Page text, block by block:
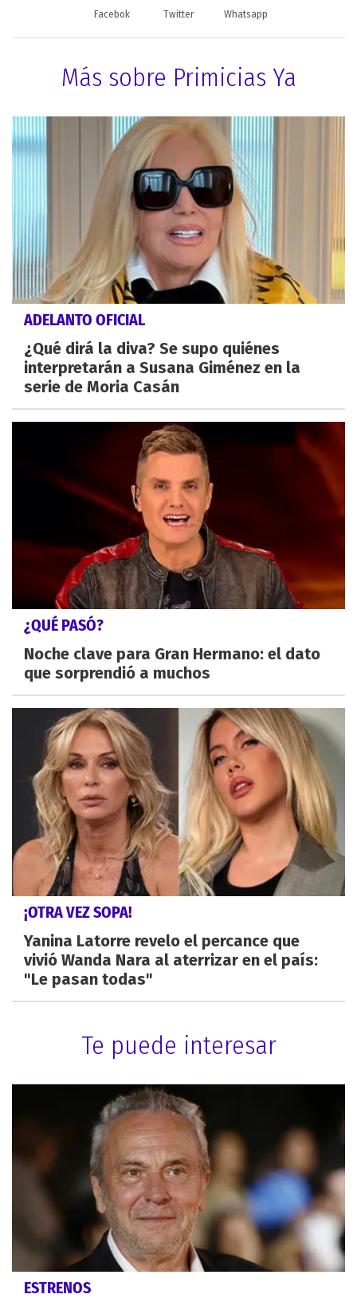
Facebok Twitter Whatsapp
Más sobre Primicias Ya
ADELANTO OFICIAL
¿Qué dirá la diva? Se supo quiénes
interpretarán a Susana Giménez en la
serie de Moria Casán
¿QUÉ PASÓ?
Noche clave para Gran Hermano: el dato
que sorprendió a muchos
¡OTRA VEZ SOPA!
Yanina Latorre revelo el percance que
vivió Wanda Nara al aterrizar en el país:
"Le pasan todas"
Te puede interesar
ESTRENOS